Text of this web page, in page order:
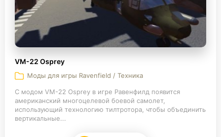
VM-22 Osprey
Моды для игры Ravenfield / Техника
С модом VM-22 Osprey в игре Равенфилд появится
американский многоцелевой боевой самолет,
использующий технологию тилтротора, чтобы объединить
вертикальные...